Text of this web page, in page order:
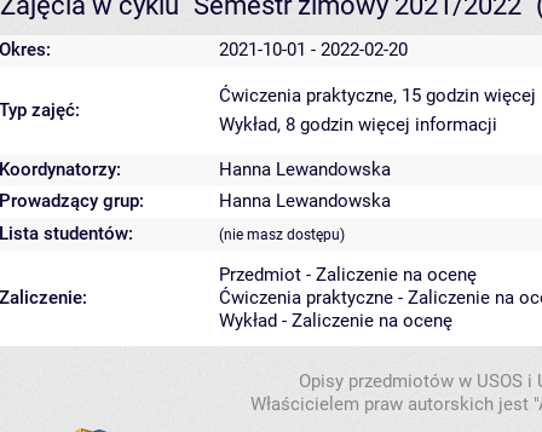
Okres: 2021-10-01 - 2022-02-20
Typ zajęć:
Ćwiczenia praktyczne, 15 godzin więcej
Wykład, 8 godzin więcej informacji
Koordynatorzy:
Hanna Lewandowska
Prowadzący grup:
Hanna Lewandowska
Lista studentów:
(nie masz dostępu)
Zaliczenie:
Przedmiot - Zaliczenie na ocenę
Ćwiczenia praktyczne - Zaliczenie na
Wykład - Zaliczenie na ocenę
Opisy przedmiotów w USOS
Właścicielem praw autorskich jest